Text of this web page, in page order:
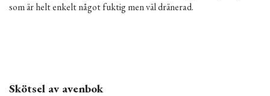
som är helt enkelt något fuktig men väl dränerad.
Skötsel av avenbok